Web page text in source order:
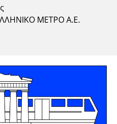
ΜΕΤΡΟ Α.Ε.